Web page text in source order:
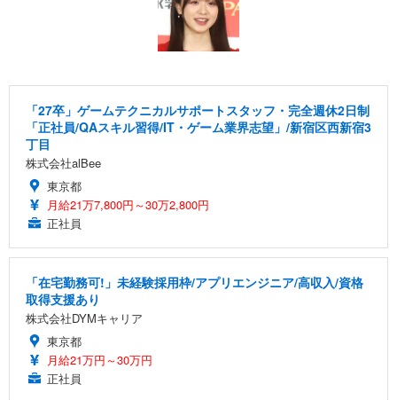
「27卒」ゲームテクニカルサポートスタッフ・完全週休2日制
「正社員/QAスキル習得/IT・ゲーム業界志望」/新宿区西新宿3
丁目
株式会社alBee
東京都
月給21万7,800円～30万2,800円
正社員
「在宅勤務可!」未経験採用枠/アプリエンジニア/高収入/資格
取得支援あり
株式会社DYMキャリア
東京都
月給21万円～30万円
正社員